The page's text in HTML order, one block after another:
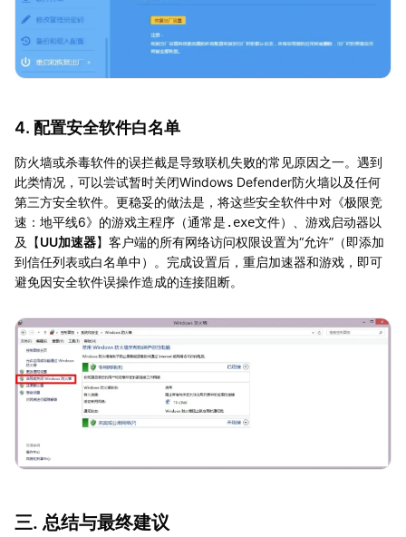
4. 配置安全软件白名单
防火墙或杀毒软件的误拦截是导致联机失败的常见原因之一。遇到
此类情况，可以尝试暂时关闭Windows Defender防火墙以及任何
第三方安全软件。更稳妥的做法是，将这些安全软件中对《极限竞
速：地平线6》的游戏主程序（通常是 .exe文件）、游戏启动器以
及【UU加速器】客户端的所有网络访问权限设置为“允许”（即添加
到信任列表或白名单中）。完成设置后，重启加速器和游戏，即可
避免因安全软件误操作造成的连接阻断。
三. 总结与最终建议